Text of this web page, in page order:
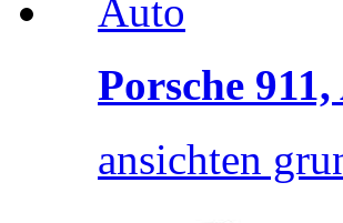
Porsche
ansichten